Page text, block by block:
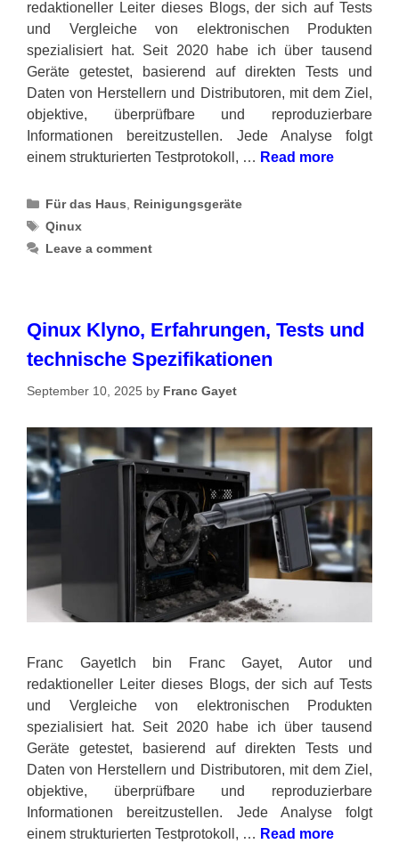
redaktioneller Leiter dieses Blogs, der sich auf Tests
und Vergleiche von elektronischen Produkten
spezialisiert hat. Seit 2020 habe ich über tausend
Geräte getestet, basierend auf direkten Tests und
Daten von Herstellern und Distributoren, mit dem Ziel,
objektive, überprüfbare und reproduzierbare
Informationen bereitzustellen. Jede Analyse folgt
einem strukturierten Testprotokoll, … Read more
Categories
Für das Haus
Reinigungsgeräte
Tags
Qinux
Leave a comment
Qinux Klyno, Erfahrungen, Tests und
technische Spezifikationen
September 10, 2025 by Franc Gayet
Franc GayetIch bin Franc Gayet, Autor und
redaktioneller Leiter dieses Blogs, der sich auf Tests
und Vergleiche von elektronischen Produkten
spezialisiert hat. Seit 2020 habe ich über tausend
Geräte getestet, basierend auf direkten Tests und
Daten von Herstellern und Distributoren, mit dem Ziel,
objektive, überprüfbare und reproduzierbare
Informationen bereitzustellen. Jede Analyse folgt
einem strukturierten Testprotokoll, … Read more